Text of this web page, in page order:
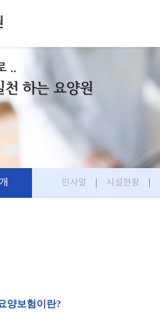
..
하는 요양원
인사말 시설현황
양보험이란?